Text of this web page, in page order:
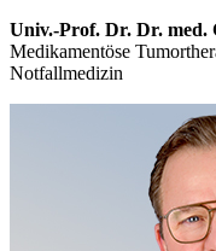
Univ.-Prof. Dr. Dr. med.
Medikamentöse
Notfallmedizin